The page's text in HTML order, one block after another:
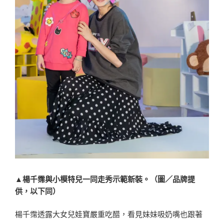
▲楊千霈與小模特兒一同走秀示範新裝。（圖／品牌提
供，以下同）
楊千霈透露大女兒娃寶嚴重吃醋，看見妹妹吸奶嘴也跟著